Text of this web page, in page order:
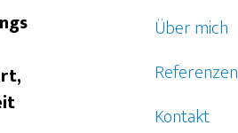
Über mich
Referenzen
Kontakt